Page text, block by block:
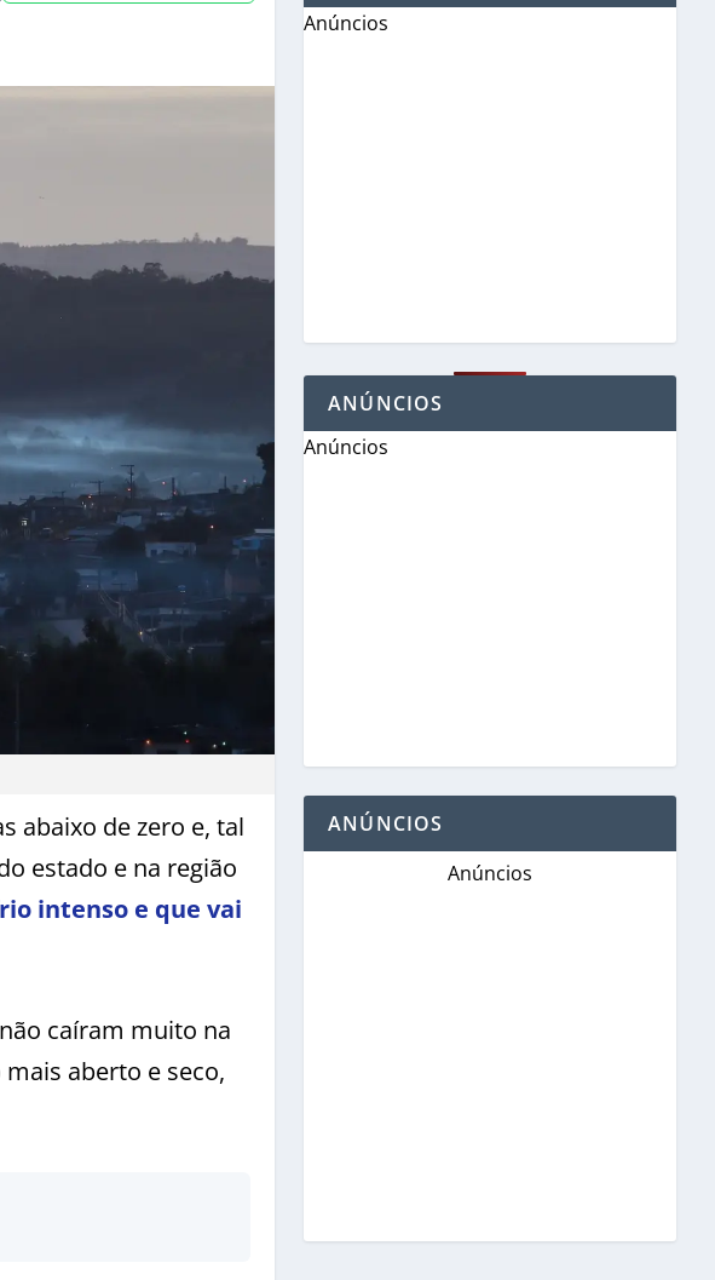
abaixo de zero e, tal
estado e na região
intenso e que vai
caíram muito na
aberto e seco,
Anúncios
ANÚNCIOS
Anúncios
ANÚNCIOS
Anúncios